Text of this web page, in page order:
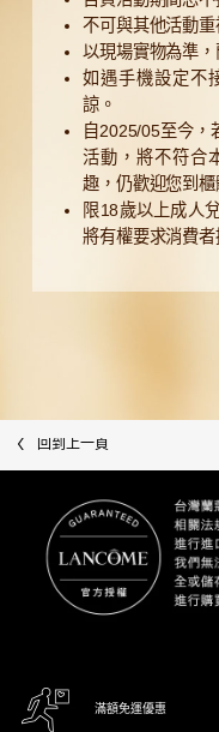
不可與其他活動重
以現場實物為準
如遇手機設定不
諒。
自2025/05至今，
活動，將不符合
趣，仍歡迎您到櫃
限18歲以上成人
將有權要求消費
回到上一頁
滿額免運優惠